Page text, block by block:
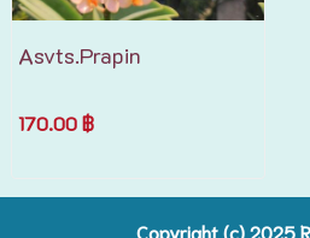
Asvts.Prapin
170.00 ฿
Copyright (c) 2025 R